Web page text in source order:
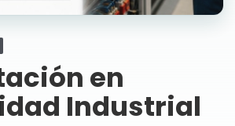
en
Industrial